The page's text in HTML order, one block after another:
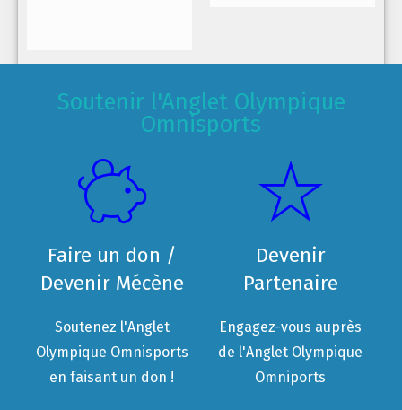
Soutenir l'Anglet Olympique
Omnisports
Faire un don /
Devenir Mécène
Soutenez l'Anglet
Olympique Omnisports
en faisant un don !
Devenir
Partenaire
Engagez-vous auprès
de l'Anglet Olympique
Omniports